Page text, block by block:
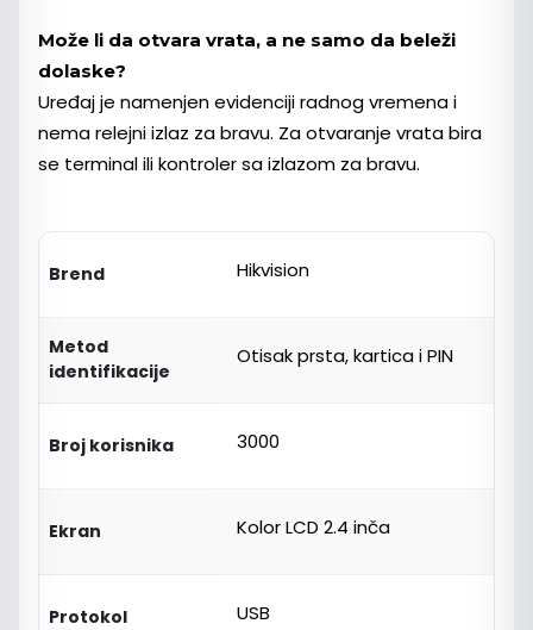
Može li da otvara vrata, a ne samo da beleži
dolaske?
Uređaj je namenjen evidenciji radnog vremena i
nema relejni izlaz za bravu. Za otvaranje vrata bira
se terminal ili kontroler sa izlazom za bravu.
Brend Hikvision
Metod
identifikacije
Otisak prsta, kartica i PIN
Broj korisnika 3000
Ekran Kolor LCD 2.4 inča
Protokol USB